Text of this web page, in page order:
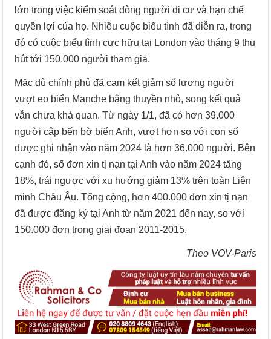
lớn trong việc kiểm soát dòng người di cư và hạn chế
quyền lợi của họ. Nhiều cuộc biểu tình đã diễn ra, trong
đó có cuộc biểu tình cực hữu tại London vào tháng 9 thu
hút tới 150.000 người tham gia.
Mặc dù chính phủ đã cam kết giảm số lượng người
vượt eo biển Manche bằng thuyền nhỏ, song kết quả
vẫn chưa khả quan. Từ ngày 1/1, đã có hơn 39.000
người cập bến bờ biển Anh, vượt hơn so với con số
được ghi nhận vào năm 2024 là hơn 36.000 người. Bên
cạnh đó, số đơn xin tị nạn tại Anh vào năm 2024 tăng
18%, trái ngược với xu hướng giảm 13% trên toàn Liên
minh Châu Âu. Tổng cộng, hơn 400.000 đơn xin tị nạn
đã được đăng ký tại Anh từ năm 2021 đến nay, so với
150.000 đơn trong giai đoạn 2011-2015.
Theo VOV-Paris